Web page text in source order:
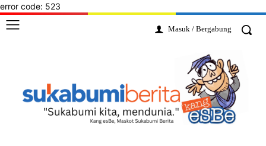
error code: 523
Masuk / Bergabung